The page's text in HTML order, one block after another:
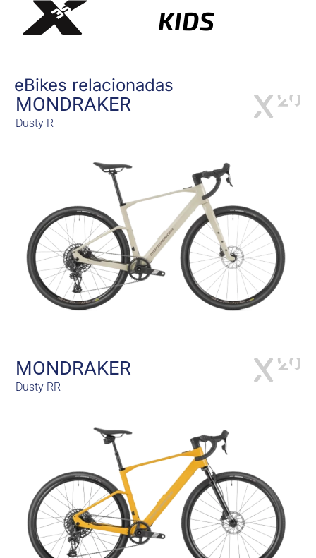
KIDS
eBikes relacionadas
MONDRAKER
Dusty R
MONDRAKER
Dusty RR